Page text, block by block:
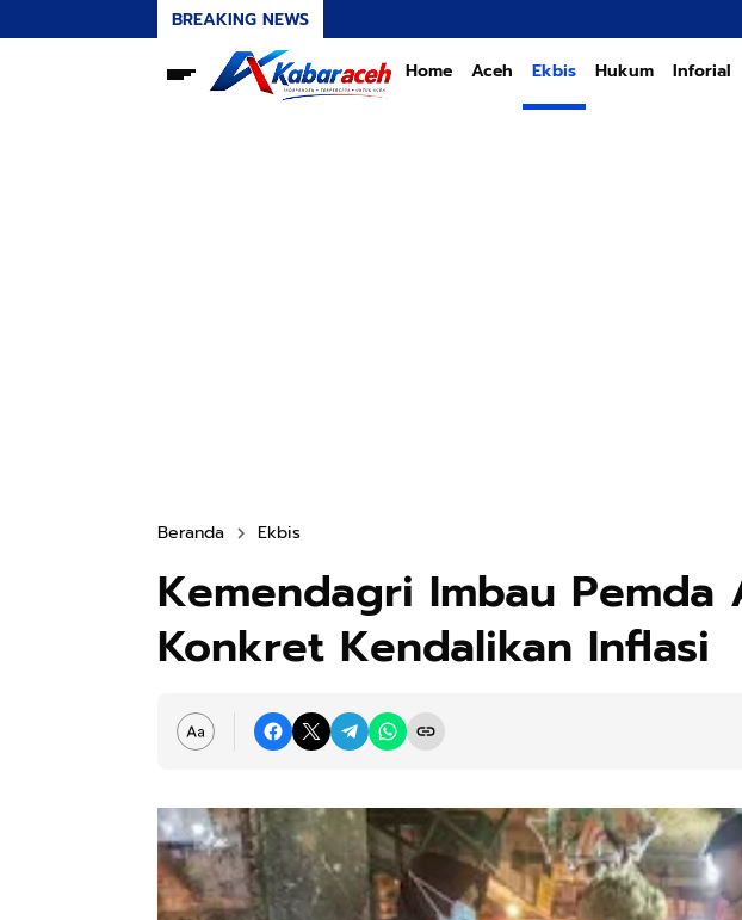
BREAKING NEWS
Home Aceh Ekbis Hukum Inforial
Beranda Ekbis
Kemendagri Imbau Pemda
Konkret Kendalikan Inflasi